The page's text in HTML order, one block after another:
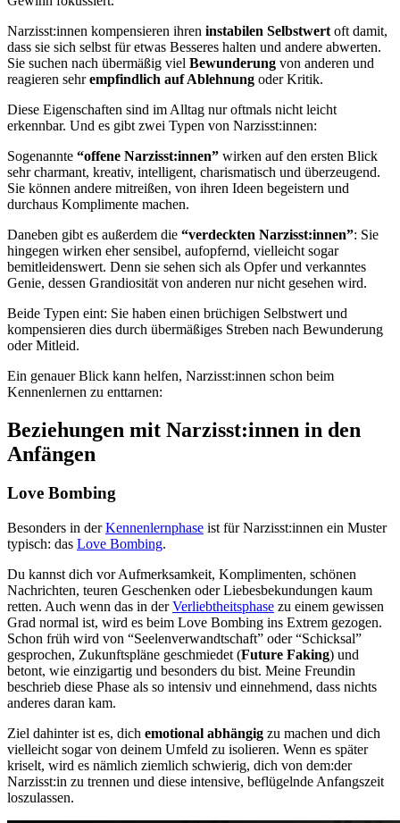
Narzisst:innen kompensieren ihren instabilen Selbstwert oft damit,
dass sie sich selbst für etwas Besseres halten und andere abwerten.
Sie suchen nach übermäßig viel Bewunderung von anderen und
reagieren sehrempfindlich auf Ablehnung oder Kritik.
Diese Eigenschaften sind im Alltag nur oftmals nicht leicht
erkennbar. Und es gibt zwei Typen von Narzisst:innen:
Sogenannte “offene Narzisst:innen” wirken auf den ersten Blick
sehr charmant, kreativ, intelligent, charismatisch und überzeugend.
Sie können andere mitreißen, von ihren Ideen begeistern und
durchaus Komplimente machen.
Daneben gibt es außerdem die “verdeckten Narzisst:innen”: Sie
hingegen wirken eher sensibel, aufopfernd, vielleicht sogar
bemitleidenswert. Denn sie sehen sich als Opfer und verkanntes
Genie, dessen Grandiosität von anderen nur nicht gesehen wird.
Beide Typen eint: Sie haben einen brüchigen Selbstwert und
kompensieren dies durch übermäßiges Streben nach Bewunderung
oder Mitleid.
Ein genauer Blick kann helfen, Narzisst:innen schon beim
Kennenlernen zu enttarnen:
Beziehungen mit Narzisst:innen in den
Anfängen
Love Bombing
Besonders in derKennenlernphase ist für Narzisst:innen ein Muster
typisch: das Love Bombing.
Du kannst dich vor Aufmerksamkeit, Komplimenten, schönen
Nachrichten, teuren Geschenken oder Liebesbekundungen kaum
retten. Auch wenn das in derVerliebtheitsphase zu einem gewissen
Grad normal ist, wird es beim Love Bombing ins Extrem gezogen.
Schon früh wird von “Seelenverwandtschaft” oder “Schicksal”
gesprochen, Zukunftspläne geschmiedet (Future Faking) und
betont, wie einzigartig und besonders du bist. Meine Freundin
beschrieb diese Phase als so intensiv und einnehmend, dass nichts
anderes daran kam.
Ziel dahinter ist es, dich emotional abhängig zu machen und dich
vielleicht sogar von deinem Umfeld zu isolieren. Wenn es später
kriselt, wird es nämlich ziemlich schwierig, dich von dem:der
Narzisst:in zu trennen und diese intensive, beflügelnde Anfangszeit
loszulassen.